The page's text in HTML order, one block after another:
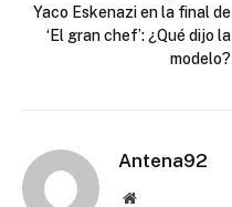
Yaco Eskenazi en la final de
‘El gran chef’: ¿Qué dijo la
modelo?
Antena92
Website